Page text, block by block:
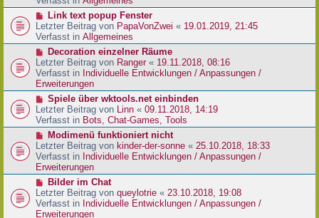
g
i
r
a
g
e
r
B
e
t
r
a
g
N
e
u
e
r
B
e
i
r
a
g
Link text popup Fenster
Letzter Beitrag von PapaVonZwei « 19.01.2019, 21:45
Verfasst in Allgemeines
N
e
u
e
r
B
e
i
r
a
g
Decoration einzelner Räume
Letzter Beitrag von Ranger « 19.11.2018, 08:16
Verfasst in Individuelle Entwicklungen / Anpassungen /
Erweiterungen
N
e
u
e
r
B
e
i
r
a
g
Spiele über wktools.net einbinden
Letzter Beitrag von Linn « 09.11.2018, 14:19
Verfasst in Bots, Chat-Games, Tools
N
e
u
e
r
B
e
i
Modimenü funktioniert nicht
Letzter Beitrag von kinder-der-sonne « 25.10.2018, 18:33
Verfasst in Individuelle Entwicklungen / Anpassungen /
Erweiterungen
N
e
u
e
Bilder im Chat
Letzter Beitrag von queylotrie « 23.10.2018, 19:08
Verfasst in Individuelle Entwicklungen / Anpassungen /
Erweiterungen